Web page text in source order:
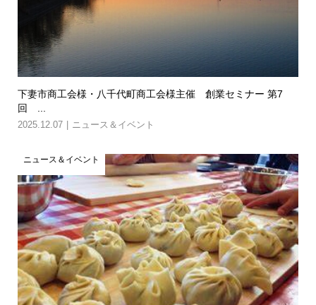
下妻市商工会様・八千代町商工会様主催 創業セミナー 第7
回 ...
2025.12.07 ニュース＆イベント
ニュース＆イベント